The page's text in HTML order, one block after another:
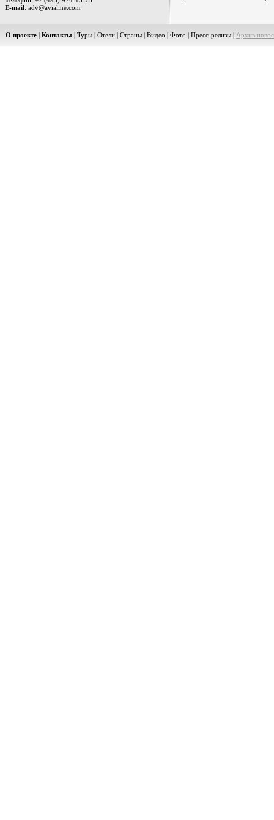
E-mail: adv@avialine.com
О проекте | Контакты | Туры | Отели | Страны | Видео | Фото | Пресс-релизы | Архив